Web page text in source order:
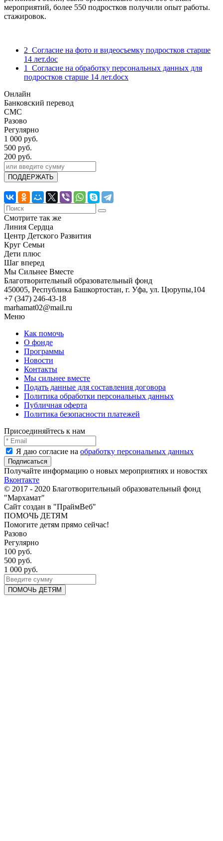
мероприятий, более 550 подростков получили опыт работы.
стажировок.
2_Согласие на фото и видеосъемку подростков старше
14 лет.doc
1_Согласие на обработку персональных данных для
подростков старше 14 лет.docx
Онлайн
Банковский перевод
СМС
Разово
Регулярно
1 000 руб.
500 руб.
200 руб.
Смотрите так же
Линия Сердца
Центр Детского Развития
Круг Семьи
Дети плюс
Шаг вперед
Мы Сильнее Вместе
Благотворительный образовательный фонд
450005, Республика Башкортостан, г. Уфа, ул. Цюрупы,104
+7 (347) 246-43-18
marhamat02@mail.ru
Меню
Как помочь
О фонде
Программы
Новости
Контакты
Мы сильнее вместе
Подать данные для составления договора
Политика обработки персональных данных
Публичная оферта
Политика безопасности платежей
Присоединяйтесь к нам
Я даю согласие на обработку персональных данных
Получайте информацию о новых мероприятиях и новостях
Вконтакте
© 2017 - 2020 Благотворительный образовательный фонд
"Мархамат"
Сайт создан в "ПраймВеб"
ПОМОЧЬ ДЕТЯМ
Помогите детям прямо сейчас!
Разово
Регулярно
100 руб.
500 руб.
1 000 руб.